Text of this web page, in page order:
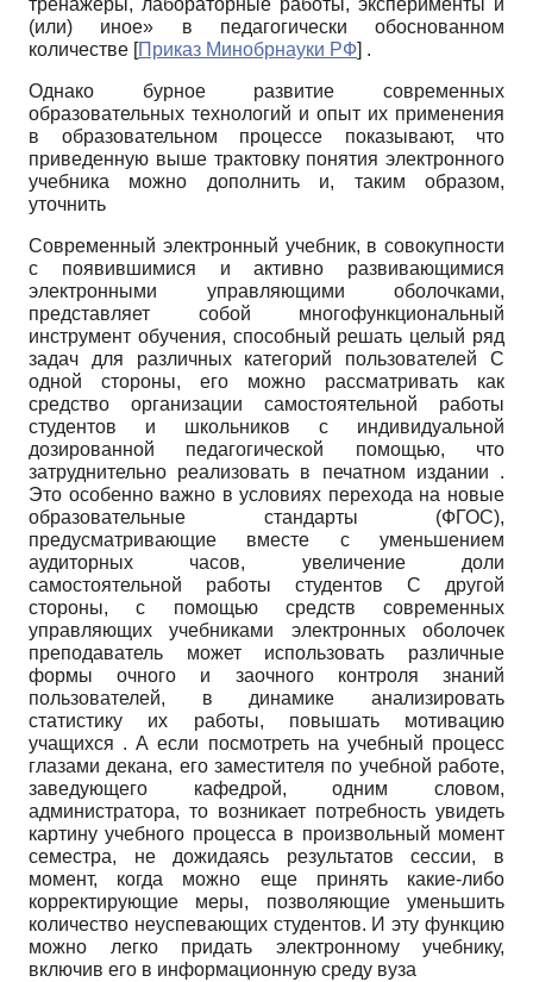
тренажеры, лабораторные работы, эксперименты и
(или) иное» в педагогически обоснованном
количестве [Приказ Минобрнауки РФ] .
Однако бурное развитие современных
образовательных технологий и опыт их применения
в образовательном процессе показывают, что
приведенную выше трактовку понятия электронного
учебника можно дополнить и, таким образом,
уточнить
Современный электронный учебник, в совокупности
с появившимися и активно развивающимися
электронными управляющими оболочками,
представляет собой многофункциональный
инструмент обучения, способный решать целый ряд
задач для различных категорий пользователей С
одной стороны, его можно рассматривать как
средство организации самостоятельной работы
студентов и школьников с индивидуальной
дозированной педагогической помощью, что
затруднительно реализовать в печатном издании .
Это особенно важно в условиях перехода на новые
образовательные стандарты (ФГОС),
предусматривающие вместе с уменьшением
аудиторных часов, увеличение доли
самостоятельной работы студентов С другой
стороны, с помощью средств современных
управляющих учебниками электронных оболочек
преподаватель может использовать различные
формы очного и заочного контроля знаний
пользователей, в динамике анализировать
статистику их работы, повышать мотивацию
учащихся . А если посмотреть на учебный процесс
глазами декана, его заместителя по учебной работе,
заведующего кафедрой, одним словом,
администратора, то возникает потребность увидеть
картину учебного процесса в произвольный момент
семестра, не дожидаясь результатов сессии, в
момент, когда можно еще принять какие-либо
корректирующие меры, позволяющие уменьшить
количество неуспевающих студентов. И эту функцию
можно легко придать электронному учебнику,
включив его в информационную среду вуза